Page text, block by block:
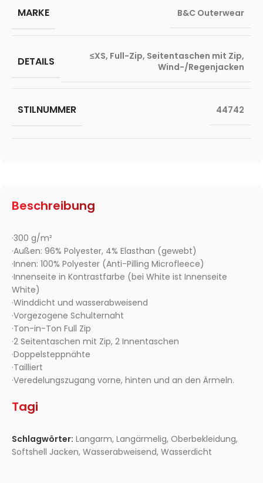
Beschreibung
·300 g/m²
·Außen: 96% Polyester, 4% Elasthan (gewebt)
·Innen: 100% Polyester (Anti-Pilling Microfleece)
·Innenseite in Kontrastfarbe (bei White ist Innenseite
White)
·Winddicht und wasserabweisend
·Vorgezogene Schulternaht
·Ton-in-Ton Full Zip
·2 Seitentaschen mit Zip, 2 Innentaschen
·Doppelsteppnähte
·Tailliert
·Veredelungszugang vorne, hinten und an den Ärmeln.
Tagi
Schlagwörter: Langarm, Langärmelig, Oberbekleidung,
Softshell Jacken, Wasserabweisend, Wasserdicht
MARKE B&C Outerwear
DETAILS ≤XS, Full-Zip, Seitentaschen mit Zip,
Wind-/Regenjacken
STILNUMMER 44742